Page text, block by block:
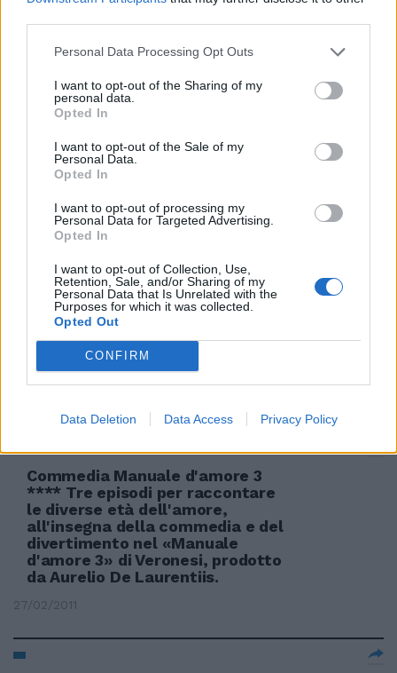
Personal Data Processing Opt Outs
I want to opt-out of the Sharing of my
personal data.
Opted In
I want to opt-out of the Sale of my
Personal Data.
Opted In
I want to opt-out of processing my
Personal Data for Targeted Advertising.
Opted In
I want to opt-out of Collection, Use,
Retention, Sale, and/or Sharing of my
Personal Data that Is Unrelated with the
Purposes for which it was collected.
Opted Out
CONFIRM
Data Deletion Data Access Privacy Policy
seconda settimana (secondo
Cinetel), con un incasso totale
BOX OFFICE CINEMA In sala
trionfa «re» Firth «Manuale
d'amore 3» di Giovanni Veronesi
incassi cinematografici
dell'ultimo weekend i film
premiati a Los Angeles con gli
Oscar.
06/03/2011
Manuale d'amore
Commedia Manuale d'amore 3
**** Tre episodi per raccontare
le diverse età dell'amore,
all'insegna della commedia e del
divertimento nel «Manuale
d'amore 3» di Veronesi, prodotto
da Aurelio De Laurentiis.
27/02/2011